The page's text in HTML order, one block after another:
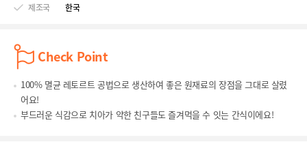
제조국
한국
Check Point
100% 멸균 레토르트 공법으로 생산하여 좋은 원재료의 장점을 그대로 살렸
어요!
부드러운 식감으로 치아가 약한 친구들도 즐겨먹을 수 잇는 간식이에요!